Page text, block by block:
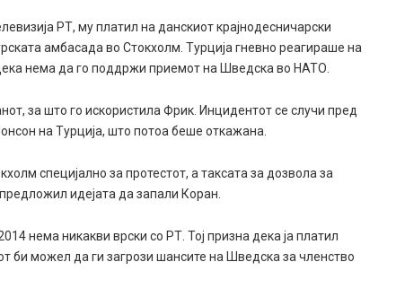
РТ, му платил на данскиот крајнодесничарски
амбасада во Стокхолм. Турција гневно реагираше на
нема да го поддржи приемот на Шведска во НАТО.
за што го искористила Фрик. Инцидентот се случи пред
на Турција, што потоа беше откажана.
специјално за протестот, а таксата за дозвола за
идејата да запали Коран.
нема никакви врски со РТ. Тој призна дека ја платил
би можел да ги загрози шансите на Шведска за членство